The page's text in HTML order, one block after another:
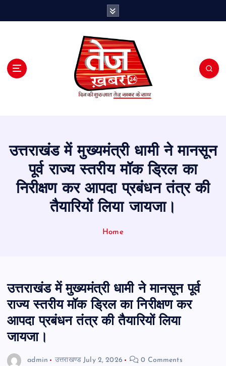
उत्तराखंड में मुख्यमंत्री धामी ने मानसून
पूर्व राज्य स्तरीय मॉक ड्रिल का
निरीक्षण कर आपदा प्रबंधन तंत्र की
तैयारियों लिया जायजा।
Home
उत्तराखंड में मुख्यमंत्री धामी ने मानसून पूर्व
राज्य स्तरीय मॉक ड्रिल का निरीक्षण कर
आपदा प्रबंधन तंत्र की तैयारियों लिया
जायजा।
admin उत्तराखण्ड July 2, 2026 0 Comments